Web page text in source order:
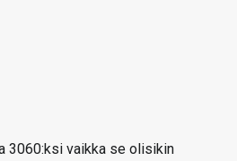
3060:ksi vaikka se olisikin